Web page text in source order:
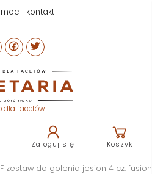
i kontakt
dla facetów
Zaloguj się Koszyk
zestaw do golenia jesion 4 cz. fusion